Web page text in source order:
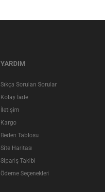
YARDIM
Sıkça Sorulan Sorular
Kolay İade
İletişim
Kargo
Beden Tablosu
Site Haritası
Sipariş Takibi
Ödeme Seçenekleri